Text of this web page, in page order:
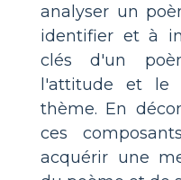
analyser un
identifier et à
clés d'un
l'attitude et le
thème. En
ces
acquérir une